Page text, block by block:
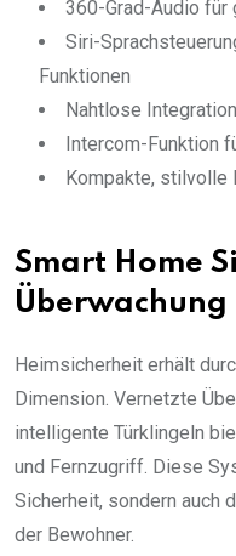
360-Grad-Audio für
Siri-
Funktionen
Nahtlose
Intercom-Funktion
Kompakte, stilvolle
Smart Home
Überwachung
Heimsicherheit erhält
Dimension. Vernetzte
intelligente Türklingeln
und Fernzugriff. Diese
Sicherheit, sondern auch
der Bewohner.